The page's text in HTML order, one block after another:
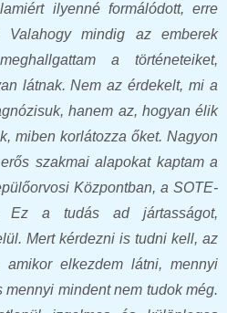
ilyenné formálódott, erre
Valahogy mindig az emberek
a történeteiket,
látnak. Nem az érdekelt, mi a
hanem az, hogyan élik
miben korlátozza őket. Nagyon
szakmai alapokat kaptam a
Központban, a SOTE-
Ez a tudás ad jártasságot,
Mert kérdezni is tudni kell, az
elkezdem látni, mennyi
mindent nem tudok még.